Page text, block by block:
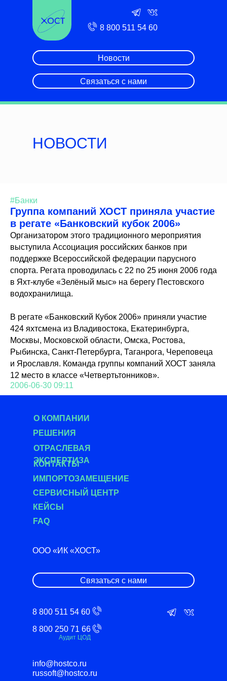
Связаться с нами
Новости
8 800 511 54 60
НОВОСТИ
#Банки
Группа компаний ХОСТ приняла участие
в регате «Банковский кубок 2006»
Организатором этого традиционного мероприятия
выступила Ассоциация российских банков при
поддержке Всероссийской федерации парусного
спорта. Регата проводилась с 22 по 25 июня 2006 года
в Яхт-клубе «Зелёный мыс» на берегу Пестовского
водохранилища.
В регате «Банковский Кубок 2006» приняли участие
424 яхтсмена из Владивостока, Екатеринбурга,
Москвы, Московской области, Омска, Ростова,
Рыбинска, Санкт-Петербурга, Таганрога, Череповеца
и Ярославля. Команда группы компаний ХОСТ заняла
12 место в классе «Четвертьтонников».
2006-06-30 09:11
Связаться с нами
info@hostco.ru
ООО «ИК «ХОСТ»
russoft@hostco.ru
О КОМПАНИИ
РЕШЕНИЯ
ОТРАСЛЕВАЯ
ЭКСПЕРТИЗА
КОНТАКТЫ
ИМПОРТОЗАМЕЩЕНИЕ
СЕРВИСНЫЙ ЦЕНТР
КЕЙСЫ
FAQ
Аудит ЦОД
8 800 511 54 60
8 800 250 71 66